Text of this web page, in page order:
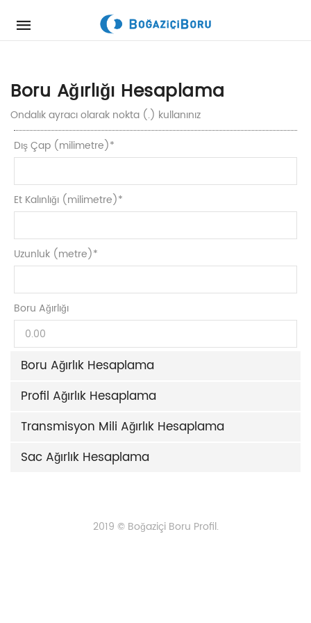
Mobile
Skip to content
Boru Ağırlığı Hesaplama
Ondalık ayracı olarak nokta (.) kullanınız
Dış Çap (milimetre)*
Et Kalınlığı (milimetre)*
Uzunluk (metre)*
Boru Ağırlığı
Boru Ağırlık Hesaplama
Profil Ağırlık Hesaplama
Transmisyon Mili Ağırlık Hesaplama
Sac Ağırlık Hesaplama
2019 © Boğaziçi Boru Profil.